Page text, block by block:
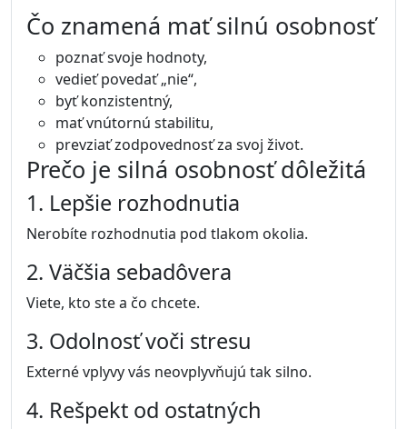
Čo znamená mať silnú osobnosť
poznať svoje hodnoty,
vedieť povedať „nie“,
byť konzistentný,
mať vnútornú stabilitu,
prevziať zodpovednosť za svoj život.
Prečo je silná osobnosť dôležitá
1. Lepšie rozhodnutia
Nerobíte rozhodnutia pod tlakom okolia.
2. Väčšia sebadôvera
Viete, kto ste a čo chcete.
3. Odolnosť voči stresu
Externé vplyvy vás neovplyvňujú tak silno.
4. Rešpekt od ostatných